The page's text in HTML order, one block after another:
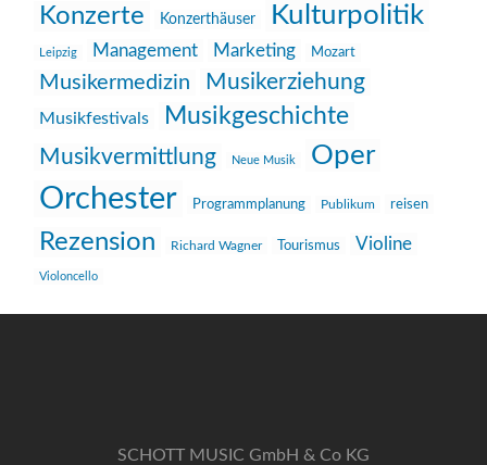
Konzerte Konzerthäuser Kulturpolitik
Leipzig Management Marketing Mozart
Musikermedizin Musikerziehung
Musikfestivals Musikgeschichte
Musikvermittlung Neue Musik Oper
Orchester Programmplanung Publikum reisen
Rezension Richard Wagner Tourismus Violine
Violoncello
SCHOTT MUSIC GmbH & Co KG